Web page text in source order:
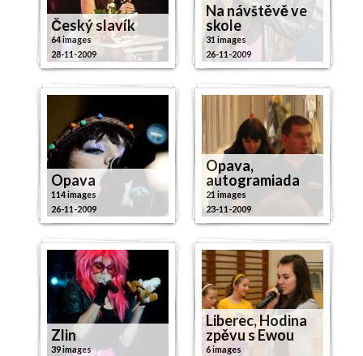
Český slavík
64 images
28-11-2009
Na návštěvě ve
skole
31 images
26-11-2009
Opava
114 images
26-11-2009
Opava,
autogramiada
21 images
23-11-2009
Zlin
39 images
Liberec, Hodina
zpěvu s Ewou
6 images